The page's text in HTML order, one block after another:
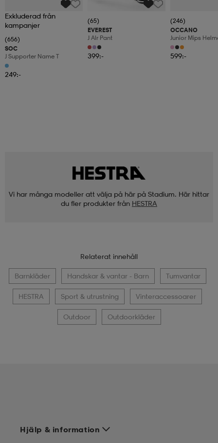
Exkluderad från
kampanjer
(656)
SOC
J Supporter Name T
249:-
(65)
EVEREST
J Alr Pant
399:-
(246)
OCCANO
Junior Mips
599:-
Vi har många modeller att välja på här på Stadium. Här hittar
du fler produkter från HESTRA
Relaterat innehåll
Barnkläder Handskar & vantar - Barn Tumvantar
HESTRA Sport & utrustning Vinteraccessoarer
Outdoor Outdoorkläder
Hjälp & information